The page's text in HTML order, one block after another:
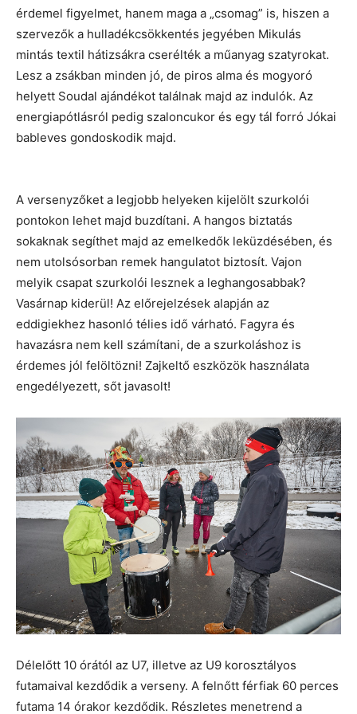
érdemel figyelmet, hanem maga a „csomag” is, hiszen a
szervezők a hulladékcsökkentés jegyében Mikulás
mintás textil hátizsákra cserélték a műanyag szatyrokat.
Lesz a zsákban minden jó, de piros alma és mogyoró
helyett Soudal ajándékot találnak majd az indulók. Az
energiapótlásról pedig szaloncukor és egy tál forró Jókai
bableves gondoskodik majd.
A versenyzőket a legjobb helyeken kijelölt szurkolói
pontokon lehet majd buzdítani. A hangos biztatás
sokaknak segíthet majd az emelkedők leküzdésében, és
nem utolsósorban remek hangulatot biztosít. Vajon
melyik csapat szurkolói lesznek a leghangosabbak?
Vasárnap kiderül! Az előrejelzések alapján az
eddigiekhez hasonló télies idő várható. Fagyra és
havazásra nem kell számítani, de a szurkoláshoz is
érdemes jól felöltözni! Zajkeltő eszközök használata
engedélyezett, sőt javasolt!
Délelőtt 10 órától az U7, illetve az U9 korosztályos
futamaival kezdődik a verseny. A felnőtt férfiak 60 perces
futama 14 órakor kezdődik. Részletes menetrend a